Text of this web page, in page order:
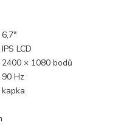
6,7"
IPS LCD
2400 × 1080 bodů
90 Hz
kapka